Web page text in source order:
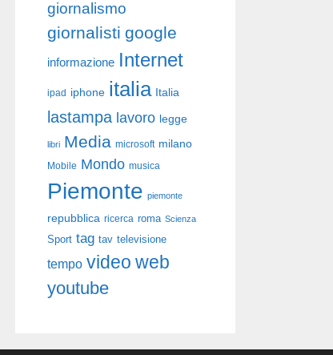
giornalismo
giornalisti google
informazione Internet
ipad iphone italia Italia
lastampa lavoro legge
libri Media microsoft milano
Mobile Mondo musica
Piemonte piemonte
repubblica ricerca roma Scienza
Sport tag tav televisione
tempo video web
youtube